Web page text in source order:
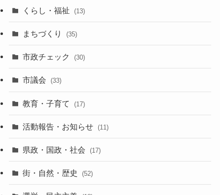
くらし・福祉 (13)
まちづくり (35)
市政チェック (30)
市議会 (33)
教育・子育て (17)
活動報告・お知らせ (11)
県政・国政・社会 (17)
街・自然・歴史 (52)